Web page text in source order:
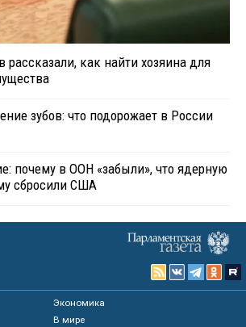
рассказали, как найти хозяина для
зубов: что подорожает в России
почему в ООН «забыли», что ядерную
сбросили США
Экономика
В мире